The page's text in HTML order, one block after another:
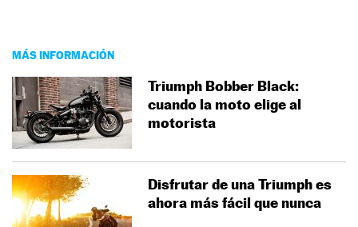
MÁS INFORMACIÓN
Triumph Bobber Black:
cuando la moto elige al
motorista
Disfrutar de una Triumph es
ahora más fácil que nunca